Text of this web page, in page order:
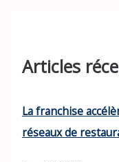
Articles
La franchise
réseaux de